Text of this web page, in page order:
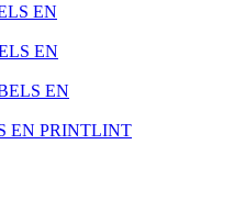
EN
EN
EN
EN PRINTLINT